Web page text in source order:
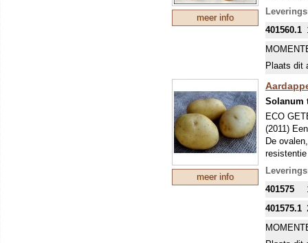
meer info
Omdat de
Een
eigenlijk
echter
glas). De
plek, wel
aan te
401560.1
Plaats dit
meer info
Solanum
ECO
(2011)
De
Omdat de
eigenlijk
401575
401575.1